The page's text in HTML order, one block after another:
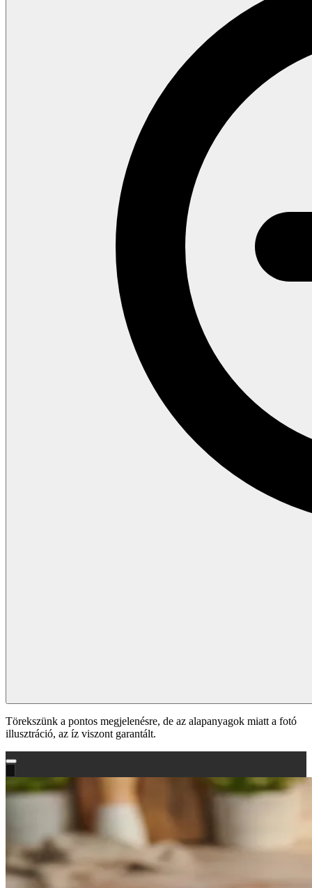
Törekszünk a pontos megjelenésre, de az alapanyagok miatt a fotó
illusztráció, az íz viszont garantált.